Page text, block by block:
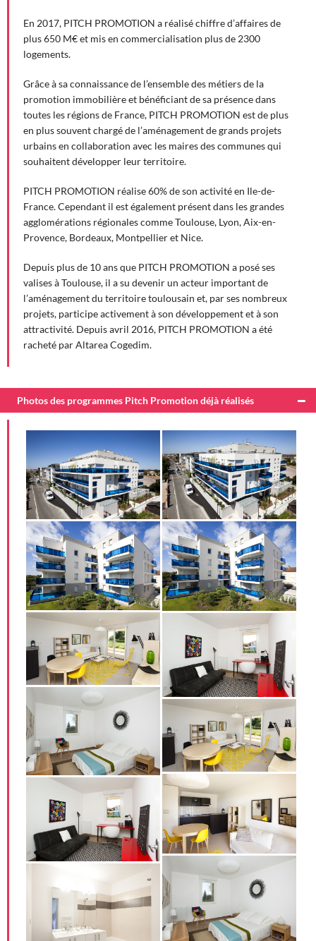
En 2017, PITCH PROMOTION a réalisé chiffre d’affaires de
plus 650 M€ et mis en commercialisation plus de 2300
logements.
Grâce à sa connaissance de l’ensemble des métiers de la
promotion immobilière et bénéficiant de sa présence dans
toutes les régions de France, PITCH PROMOTION est de plus
en plus souvent chargé de l’aménagement de grands projets
urbains en collaboration avec les maires des communes qui
souhaitent développer leur territoire.
PITCH PROMOTION réalise 60% de son activité en Ile-de-
France. Cependant il est également présent dans les grandes
agglomérations régionales comme Toulouse, Lyon, Aix-en-
Provence, Bordeaux, Montpellier et Nice.
Depuis plus de 10 ans que PITCH PROMOTION a posé ses
valises à Toulouse, il a su devenir un acteur important de
l’aménagement du territoire toulousain et, par ses nombreux
projets, participe activement à son développement et à son
attractivité. Depuis avril 2016, PITCH PROMOTION a été
racheté par Altarea Cogedim.
Photos des programmes Pitch Promotion déjà réalisés